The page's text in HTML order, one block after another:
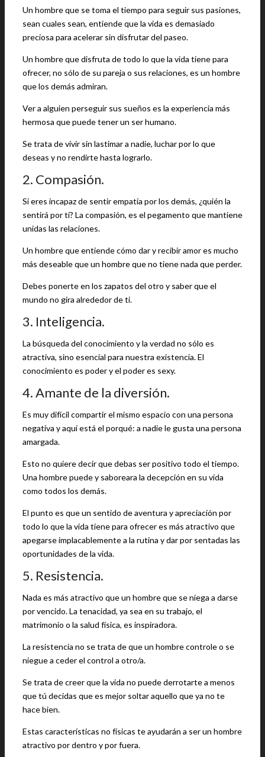
Un hombre que se toma el tiempo para seguir sus pasiones,
sean cuales sean, entiende que la vida es demasiado
preciosa para acelerar sin disfrutar del paseo.
Un hombre que disfruta de todo lo que la vida tiene para
ofrecer, no sólo de su pareja o sus relaciones, es un hombre
que los demás admiran.
Ver a alguien perseguir sus sueños es la experiencia más
hermosa que puede tener un ser humano.
Se trata de vivir sin lastimar a nadie, luchar por lo que
deseas y no rendirte hasta lograrlo.
2. Compasión.
Si eres incapaz de sentir empatía por los demás, ¿quién la
sentirá por ti? La compasión, es el pegamento que mantiene
unidas las relaciones.
Un hombre que entiende cómo dar y recibir amor es mucho
más deseable que un hombre que no tiene nada que perder.
Debes ponerte en los zapatos del otro y saber que el
mundo no gira alrededor de ti.
3. Inteligencia.
La búsqueda del conocimiento y la verdad no sólo es
atractiva, sino esencial para nuestra existencia. El
conocimiento es poder y el poder es sexy.
4. Amante de la diversión.
Es muy difícil compartir el mismo espacio con una persona
negativa y aquí está el porqué: a nadie le gusta una persona
amargada.
Esto no quiere decir que debas ser positivo todo el tiempo.
Una hombre puede y saboreara la decepción en su vida
como todos los demás.
El punto es que un sentido de aventura y apreciación por
todo lo que la vida tiene para ofrecer es más atractivo que
apegarse implacablemente a la rutina y dar por sentadas las
oportunidades de la vida.
5. Resistencia.
Nada es más atractivo que un hombre que se niega a darse
por vencido. La tenacidad, ya sea en su trabajo, el
matrimonio o la salud física, es inspiradora.
La resistencia no se trata de que un hombre controle o se
niegue a ceder el control a otro/a.
Se trata de creer que la vida no puede derrotarte a menos
que tú decidas que es mejor soltar aquello que ya no te
hace bien.
Estas características no físicas te ayudarán a ser un hombre
atractivo por dentro y por fuera.